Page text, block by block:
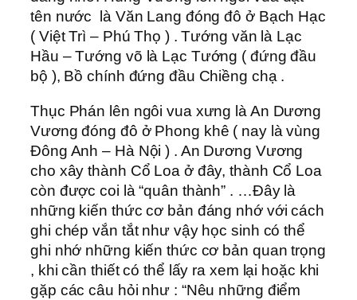
tên nước là Văn Lang đóng đô ở Bạch Hạc
( Việt Trì – Phú Thọ ) . Tướng văn là Lạc
Hầu – Tướng võ là Lạc Tướng ( đứng đầu
bộ ), Bồ chính đứng đầu Chiềng chạ .
Thục Phán lên ngôi vua xưng là An Dương
Vương đóng đô ở Phong khê ( nay là vùng
Đông Anh – Hà Nội ) . An Dương Vương
cho xây thành Cổ Loa ở đây, thành Cổ Loa
còn được coi là “quân thành” . …Đây là
những kiến thức cơ bản đáng nhớ với cách
ghi chép vắn tắt như vậy học sinh có thể
ghi nhớ những kiến thức cơ bản quan trọng
, khi cần thiết có thể lấy ra xem lại hoặc khi
gặp các câu hỏi như : “Nêu những điểm